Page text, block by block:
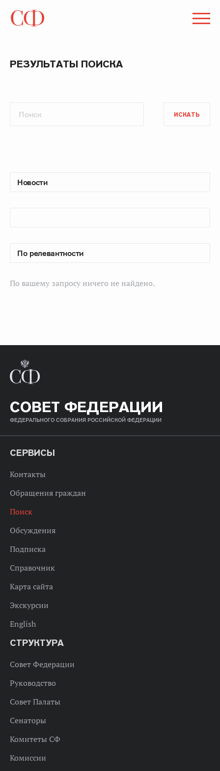
РЕЗУЛЬТАТЫ ПОИСКА
ИСКАТЬ
По вашему запросу ничего не найдено.
СОВЕТ ФЕДЕРАЦИИ
ФЕДЕРАЛЬНОГО СОБРАНИЯ РОССИЙСКОЙ ФЕДЕРАЦИИ
СЕРВИСЫ
Контакты
Обращения граждан
Поиск
Обсуждения
Подписка
Справочник
Карта сайта
Экскурсии
English
СТРУКТУРА
Совет Федерации
Руководство
Совет Палаты
Сенаторы
Комитеты СФ
Комиссии